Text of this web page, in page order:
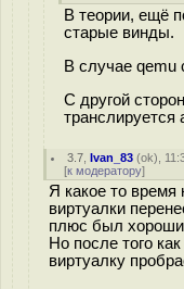
В теории, ещё
старые винды.
В случае qemu
С другой
транслируется
3.7 ,Ivan_83 (ok),
[к модератору]
Я какое то
виртуалки
плюс был
Но после того
виртуалку